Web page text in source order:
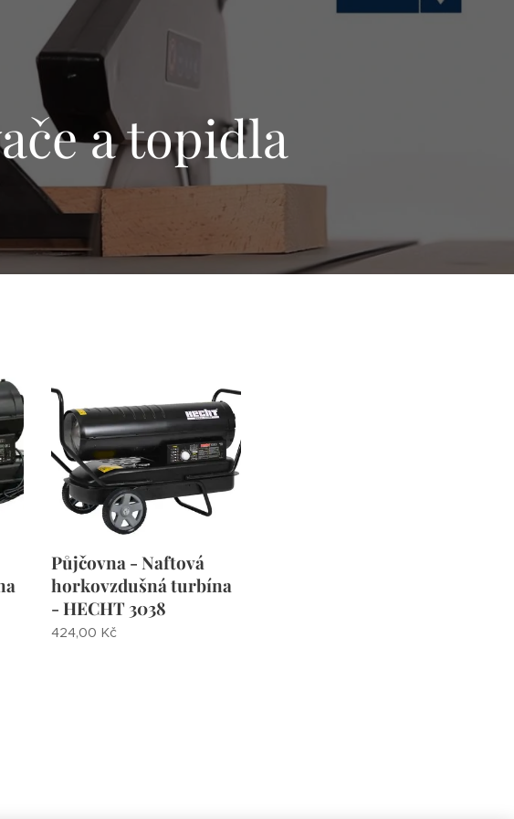
a topidla
Půjčovna - Naftová
horkovzdušná turbína
- HECHT 3038
424,00 Kč